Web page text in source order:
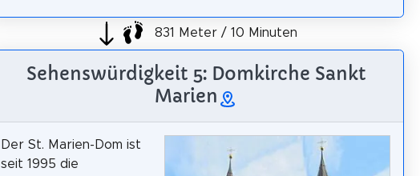
831 Meter / 10 Minuten
Sehenswürdigkeit 5: Domkirche Sankt
Marien
Der St. Marien-Dom ist
seit 1995 die